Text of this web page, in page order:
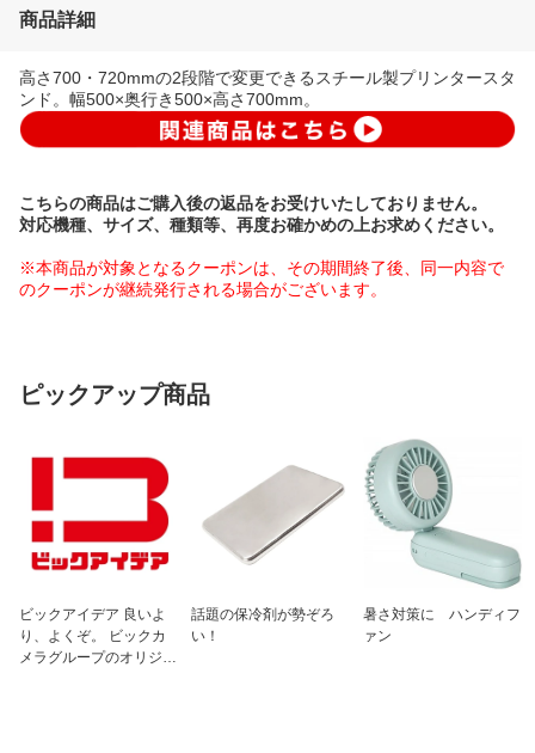
商品詳細
高さ700・720mmの2段階で変更できるスチール製プリンタースタ
ンド。幅500×奥行き500×高さ700mm。
こちらの商品はご購入後の返品をお受けいたしておりません。
対応機種、サイズ、種類等、再度お確かめの上お求めください。
※本商品が対象となるクーポンは、その期間終了後、同一内容で
のクーポンが継続発行される場合がございます。
ピックアップ商品
ビックアイデア 良いよ
り、よくぞ。 ビックカ
メラグループのオリジナ
話題の保冷剤が勢ぞろ
い！
暑さ対策に ハンディフ
ァン